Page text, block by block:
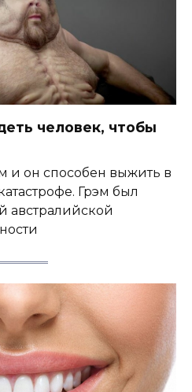
человек, чтобы
и он способен выжить в
Грэм был
австралийской